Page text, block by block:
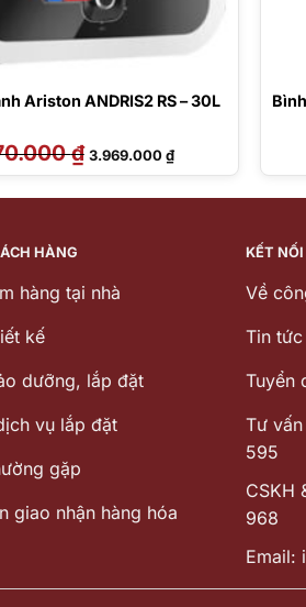
Ariston ANDRIS2 RS – 30L
₫ Giá
gốc
là:
3.969.000₫Giá
hiện
tại
3.969.000 ₫.
HÀNG
hàng tại nhà
kế
dưỡng, lắp đặt
vụ lắp đặt
gặp
giao nhận hàng hóa
KẾT
Về
Tin tức
Tuyển
Tư
595
CSKH
968
Email: